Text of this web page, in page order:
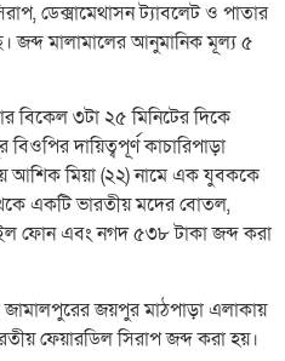
ডেক্সামেথাসন ট্যাবলেট ও পাতার
জব্দ মালামালের আনুমানিক মূল্য ৫
বিকেল ৩টা ২৫ মিনিটের দিকে
বিওপির দায়িত্বপূর্ণ কাচারিপাড়া
আশিক মিয়া (২২) নামে এক যুবককে
একটি ভারতীয় মদের বোতল,
ফোন এবং নগদ ৫৩৮ টাকা জব্দ করা
জয়পুর মাঠপাড়া এলাকায়
ফেয়ারডিল সিরাপ জব্দ করা হয়।